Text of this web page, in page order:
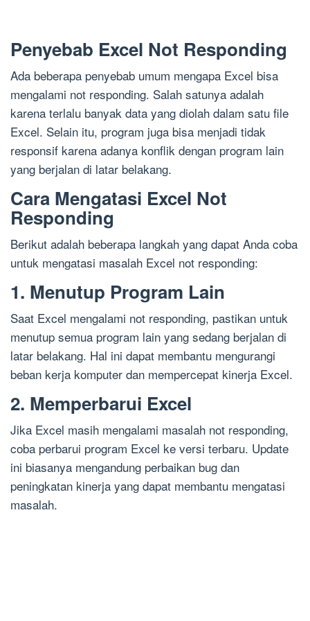
Penyebab Excel Not Responding
Ada beberapa penyebab umum mengapa Excel bisa
mengalami not responding. Salah satunya adalah
karena terlalu banyak data yang diolah dalam satu file
Excel. Selain itu, program juga bisa menjadi tidak
responsif karena adanya konflik dengan program lain
yang berjalan di latar belakang.
Cara Mengatasi Excel Not
Responding
Berikut adalah beberapa langkah yang dapat Anda coba
untuk mengatasi masalah Excel not responding:
1. Menutup Program Lain
Saat Excel mengalami not responding, pastikan untuk
menutup semua program lain yang sedang berjalan di
latar belakang. Hal ini dapat membantu mengurangi
beban kerja komputer dan mempercepat kinerja Excel.
2. Memperbarui Excel
Jika Excel masih mengalami masalah not responding,
coba perbarui program Excel ke versi terbaru. Update
ini biasanya mengandung perbaikan bug dan
peningkatan kinerja yang dapat membantu mengatasi
masalah.